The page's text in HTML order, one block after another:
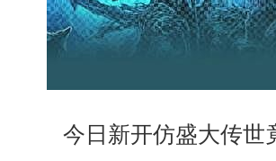
今日新开仿盛大传世